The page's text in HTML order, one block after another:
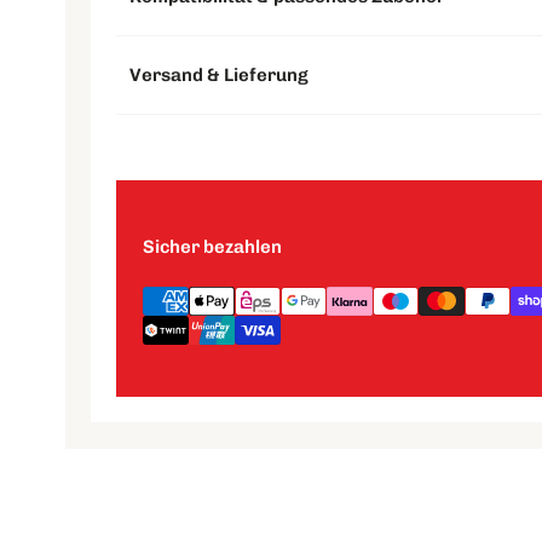
Versand & Lieferung
Sicher bezahlen